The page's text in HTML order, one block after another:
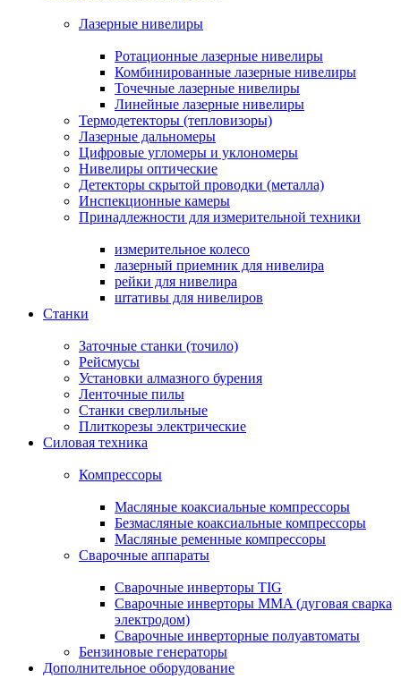
Лазерные нивелиры
Ротационные лазерные нивелиры
Комбинированные лазерные нивелиры
Точечные лазерные нивелиры
Линейные лазерные нивелиры
Термодетекторы (тепловизоры)
Лазерные дальномеры
Цифровые угломеры и уклономеры
Нивелиры оптические
Детекторы скрытой проводки (металла)
Инспекционные камеры
Принадлежности для измерительной техники
измерительное колесо
лазерный приемник для нивелира
рейки для нивелира
штативы для нивелиров
Станки
Заточные станки (точило)
Рейсмусы
Установки алмазного бурения
Ленточные пилы
Станки сверлильные
Плиткорезы электрические
Силовая техника
Компрессоры
Масляные коаксиальные компрессоры
Безмасляные коаксиальные компрессоры
Масляные ременные компрессоры
Сварочные аппараты
Сварочные инверторы TIG
Сварочные инверторы MMA (дуговая сварка
электродом)
Сварочные инверторные полуавтоматы
Бензиновые генераторы
Дополнительное оборудование